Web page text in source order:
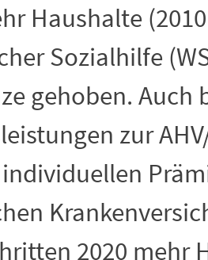
Haushalte
Sozialhilfe
gehoben. Auch
zur
2020 mehr